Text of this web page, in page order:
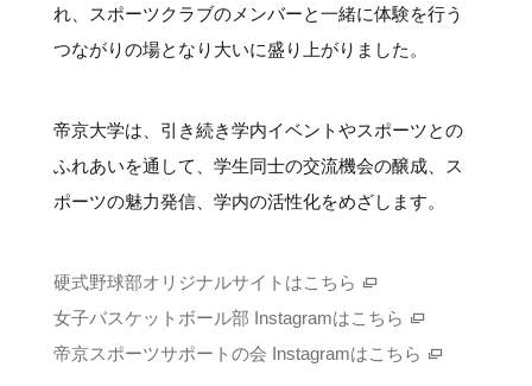
れ、スポーツクラブのメンバーと一緒に体験を行う
つながりの場となり大いに盛り上がりました。
帝京大学は、引き続き学内イベントやスポーツとの
ふれあいを通して、学生同士の交流機会の醸成、ス
ポーツの魅力発信、学内の活性化をめざします。
硬式野球部オリジナルサイトはこちら
女子バスケットボール部 Instagramはこちら
帝京スポーツサポートの会 Instagramはこちら